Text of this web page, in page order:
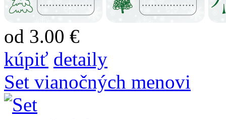
od 3.00 €
kúpiť detaily
Set vianočných menovi